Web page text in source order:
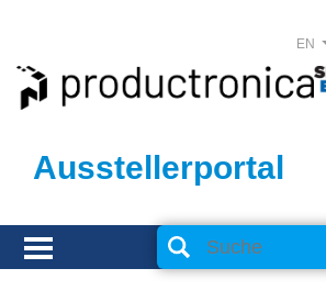
Ausstellerportal
EN